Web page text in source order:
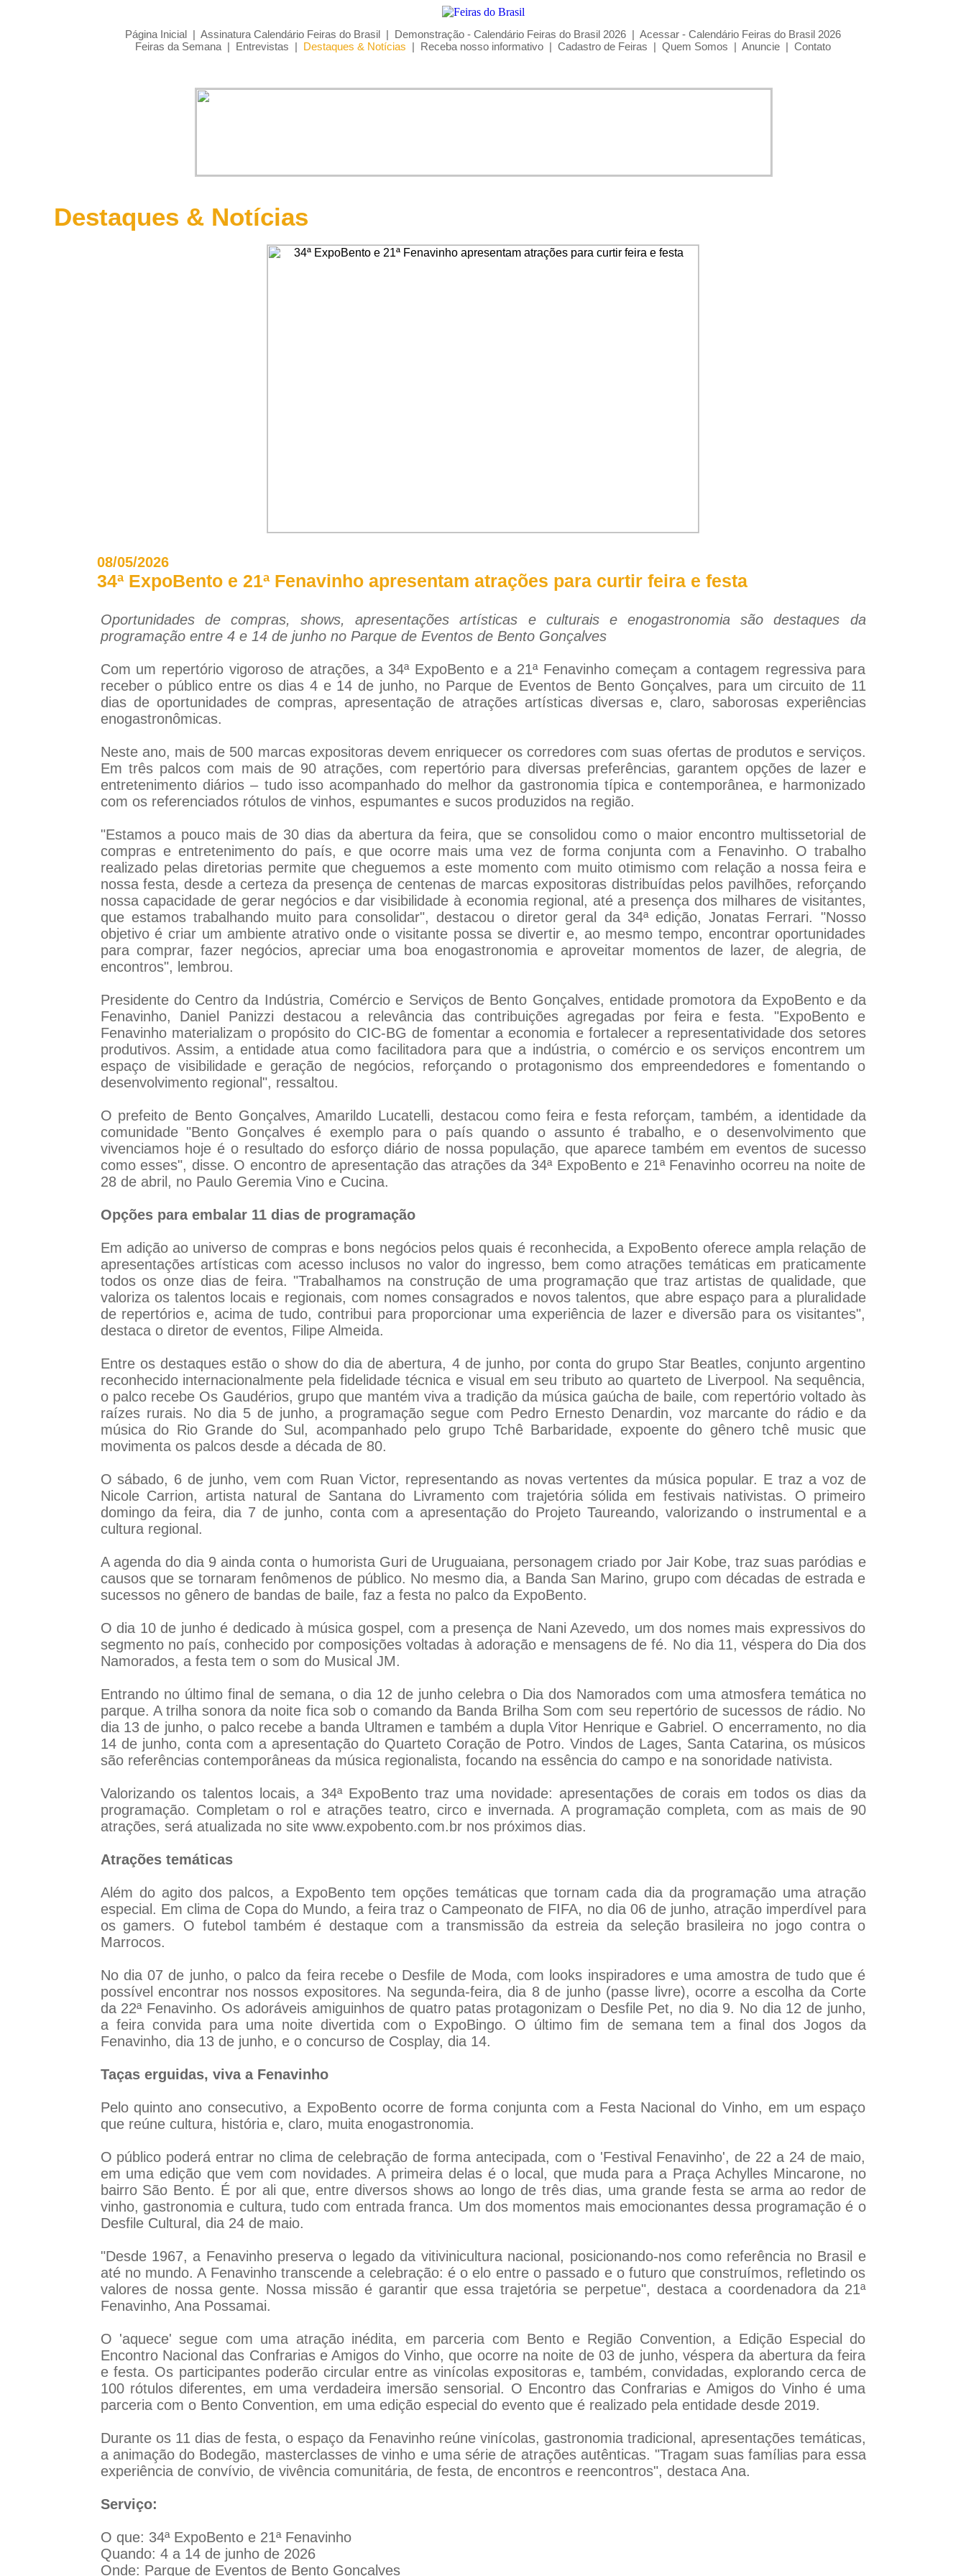
Página Inicial | Assinatura Calendário Feiras do Brasil | Demonstração - Calendário Feiras do Brasil 2026 | Acessar - Calendário Feiras do Brasil 2026
Feiras da Semana | Entrevistas | Destaques & Notícias | Receba nosso informativo | Cadastro de Feiras | Quem Somos | Anuncie | Contato
Destaques & Notícias
08/05/2026
34ª ExpoBento e 21ª Fenavinho apresentam atrações para curtir feira e festa
Oportunidades de compras, shows, apresentações artísticas e culturais e enogastronomia são destaques da
programação entre 4 e 14 de junho no Parque de Eventos de Bento Gonçalves
Com um repertório vigoroso de atrações, a 34ª ExpoBento e a 21ª Fenavinho começam a contagem regressiva para
receber o público entre os dias 4 e 14 de junho, no Parque de Eventos de Bento Gonçalves, para um circuito de 11
dias de oportunidades de compras, apresentação de atrações artísticas diversas e, claro, saborosas experiências
enogastronômicas.
Neste ano, mais de 500 marcas expositoras devem enriquecer os corredores com suas ofertas de produtos e serviços.
Em três palcos com mais de 90 atrações, com repertório para diversas preferências, garantem opções de lazer e
entretenimento diários – tudo isso acompanhado do melhor da gastronomia típica e contemporânea, e harmonizado
com os referenciados rótulos de vinhos, espumantes e sucos produzidos na região.
"Estamos a pouco mais de 30 dias da abertura da feira, que se consolidou como o maior encontro multissetorial de
compras e entretenimento do país, e que ocorre mais uma vez de forma conjunta com a Fenavinho. O trabalho
realizado pelas diretorias permite que cheguemos a este momento com muito otimismo com relação a nossa feira e
nossa festa, desde a certeza da presença de centenas de marcas expositoras distribuídas pelos pavilhões, reforçando
nossa capacidade de gerar negócios e dar visibilidade à economia regional, até a presença dos milhares de visitantes,
que estamos trabalhando muito para consolidar", destacou o diretor geral da 34ª edição, Jonatas Ferrari. "Nosso
objetivo é criar um ambiente atrativo onde o visitante possa se divertir e, ao mesmo tempo, encontrar oportunidades
para comprar, fazer negócios, apreciar uma boa enogastronomia e aproveitar momentos de lazer, de alegria, de
encontros", lembrou.
Presidente do Centro da Indústria, Comércio e Serviços de Bento Gonçalves, entidade promotora da ExpoBento e da
Fenavinho, Daniel Panizzi destacou a relevância das contribuições agregadas por feira e festa. "ExpoBento e
Fenavinho materializam o propósito do CIC-BG de fomentar a economia e fortalecer a representatividade dos setores
produtivos. Assim, a entidade atua como facilitadora para que a indústria, o comércio e os serviços encontrem um
espaço de visibilidade e geração de negócios, reforçando o protagonismo dos empreendedores e fomentando o
desenvolvimento regional", ressaltou.
O prefeito de Bento Gonçalves, Amarildo Lucatelli, destacou como feira e festa reforçam, também, a identidade da
comunidade "Bento Gonçalves é exemplo para o país quando o assunto é trabalho, e o desenvolvimento que
vivenciamos hoje é o resultado do esforço diário de nossa população, que aparece também em eventos de sucesso
como esses", disse. O encontro de apresentação das atrações da 34ª ExpoBento e 21ª Fenavinho ocorreu na noite de
28 de abril, no Paulo Geremia Vino e Cucina.
Opções para embalar 11 dias de programação
Em adição ao universo de compras e bons negócios pelos quais é reconhecida, a ExpoBento oferece ampla relação de
apresentações artísticas com acesso inclusos no valor do ingresso, bem como atrações temáticas em praticamente
todos os onze dias de feira. "Trabalhamos na construção de uma programação que traz artistas de qualidade, que
valoriza os talentos locais e regionais, com nomes consagrados e novos talentos, que abre espaço para a pluralidade
de repertórios e, acima de tudo, contribui para proporcionar uma experiência de lazer e diversão para os visitantes",
destaca o diretor de eventos, Filipe Almeida.
Entre os destaques estão o show do dia de abertura, 4 de junho, por conta do grupo Star Beatles, conjunto argentino
reconhecido internacionalmente pela fidelidade técnica e visual em seu tributo ao quarteto de Liverpool. Na sequência,
o palco recebe Os Gaudérios, grupo que mantém viva a tradição da música gaúcha de baile, com repertório voltado às
raízes rurais. No dia 5 de junho, a programação segue com Pedro Ernesto Denardin, voz marcante do rádio e da
música do Rio Grande do Sul, acompanhado pelo grupo Tchê Barbaridade, expoente do gênero tchê music que
movimenta os palcos desde a década de 80.
O sábado, 6 de junho, vem com Ruan Victor, representando as novas vertentes da música popular. E traz a voz de
Nicole Carrion, artista natural de Santana do Livramento com trajetória sólida em festivais nativistas. O primeiro
domingo da feira, dia 7 de junho, conta com a apresentação do Projeto Taureando, valorizando o instrumental e a
cultura regional.
A agenda do dia 9 ainda conta o humorista Guri de Uruguaiana, personagem criado por Jair Kobe, traz suas paródias e
causos que se tornaram fenômenos de público. No mesmo dia, a Banda San Marino, grupo com décadas de estrada e
sucessos no gênero de bandas de baile, faz a festa no palco da ExpoBento.
O dia 10 de junho é dedicado à música gospel, com a presença de Nani Azevedo, um dos nomes mais expressivos do
segmento no país, conhecido por composições voltadas à adoração e mensagens de fé. No dia 11, véspera do Dia dos
Namorados, a festa tem o som do Musical JM.
Entrando no último final de semana, o dia 12 de junho celebra o Dia dos Namorados com uma atmosfera temática no
parque. A trilha sonora da noite fica sob o comando da Banda Brilha Som com seu repertório de sucessos de rádio. No
dia 13 de junho, o palco recebe a banda Ultramen e também a dupla Vitor Henrique e Gabriel. O encerramento, no dia
14 de junho, conta com a apresentação do Quarteto Coração de Potro. Vindos de Lages, Santa Catarina, os músicos
são referências contemporâneas da música regionalista, focando na essência do campo e na sonoridade nativista.
Valorizando os talentos locais, a 34ª ExpoBento traz uma novidade: apresentações de corais em todos os dias da
programação. Completam o rol e atrações teatro, circo e invernada. A programação completa, com as mais de 90
atrações, será atualizada no site www.expobento.com.br nos próximos dias.
Atrações temáticas
Além do agito dos palcos, a ExpoBento tem opções temáticas que tornam cada dia da programação uma atração
especial. Em clima de Copa do Mundo, a feira traz o Campeonato de FIFA, no dia 06 de junho, atração imperdível para
os gamers. O futebol também é destaque com a transmissão da estreia da seleção brasileira no jogo contra o
Marrocos.
No dia 07 de junho, o palco da feira recebe o Desfile de Moda, com looks inspiradores e uma amostra de tudo que é
possível encontrar nos nossos expositores. Na segunda-feira, dia 8 de junho (passe livre), ocorre a escolha da Corte
da 22ª Fenavinho. Os adoráveis amiguinhos de quatro patas protagonizam o Desfile Pet, no dia 9. No dia 12 de junho,
a feira convida para uma noite divertida com o ExpoBingo. O último fim de semana tem a final dos Jogos da
Fenavinho, dia 13 de junho, e o concurso de Cosplay, dia 14.
Taças erguidas, viva a Fenavinho
Pelo quinto ano consecutivo, a ExpoBento ocorre de forma conjunta com a Festa Nacional do Vinho, em um espaço
que reúne cultura, história e, claro, muita enogastronomia.
O público poderá entrar no clima de celebração de forma antecipada, com o 'Festival Fenavinho', de 22 a 24 de maio,
em uma edição que vem com novidades. A primeira delas é o local, que muda para a Praça Achylles Mincarone, no
bairro São Bento. É por ali que, entre diversos shows ao longo de três dias, uma grande festa se arma ao redor de
vinho, gastronomia e cultura, tudo com entrada franca. Um dos momentos mais emocionantes dessa programação é o
Desfile Cultural, dia 24 de maio.
"Desde 1967, a Fenavinho preserva o legado da vitivinicultura nacional, posicionando-nos como referência no Brasil e
até no mundo. A Fenavinho transcende a celebração: é o elo entre o passado e o futuro que construímos, refletindo os
valores de nossa gente. Nossa missão é garantir que essa trajetória se perpetue", destaca a coordenadora da 21ª
Fenavinho, Ana Possamai.
O 'aquece' segue com uma atração inédita, em parceria com Bento e Região Convention, a Edição Especial do
Encontro Nacional das Confrarias e Amigos do Vinho, que ocorre na noite de 03 de junho, véspera da abertura da feira
e festa. Os participantes poderão circular entre as vinícolas expositoras e, também, convidadas, explorando cerca de
100 rótulos diferentes, em uma verdadeira imersão sensorial. O Encontro das Confrarias e Amigos do Vinho é uma
parceria com o Bento Convention, em uma edição especial do evento que é realizado pela entidade desde 2019.
Durante os 11 dias de festa, o espaço da Fenavinho reúne vinícolas, gastronomia tradicional, apresentações temáticas,
a animação do Bodegão, masterclasses de vinho e uma série de atrações autênticas. "Tragam suas famílias para essa
experiência de convívio, de vivência comunitária, de festa, de encontros e reencontros", destaca Ana.
Serviço:
O que: 34ª ExpoBento e 21ª Fenavinho
Quando: 4 a 14 de junho de 2026
Onde: Parque de Eventos de Bento Gonçalves